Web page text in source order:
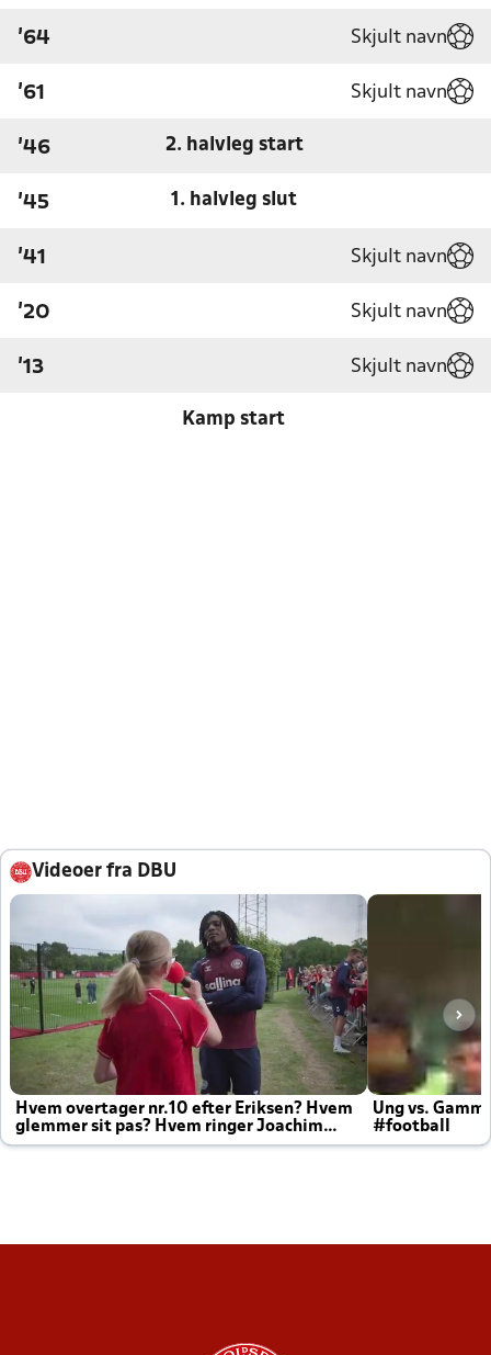
'64 Skjult navn
'61 Skjult navn
'46 2. halvleg start
'45 1. halvleg slut
'41 Skjult navn
'20 Skjult navn
'13 Skjult navn
Kamp start
Videoer fra DBU
Hvem overtager nr.10 efter Eriksen? Hvem
glemmer sit pas? Hvem ringer Joachim
altid til efter kampe?
Ung vs.
#football